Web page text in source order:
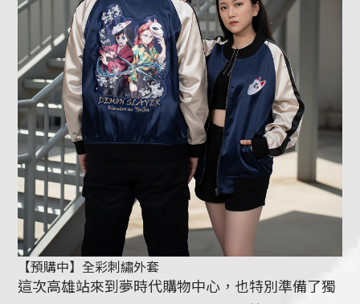
【預購中】全彩刺繡外套
這次高雄站來到夢時代購物中心，也特別準備了獨